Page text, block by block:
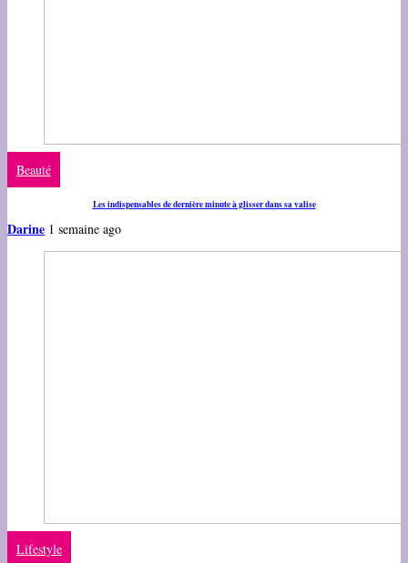
Beauté
Les indispensables de dernière minute à glisser dans sa valise
Darine 1 semaine ago
Lifestyle